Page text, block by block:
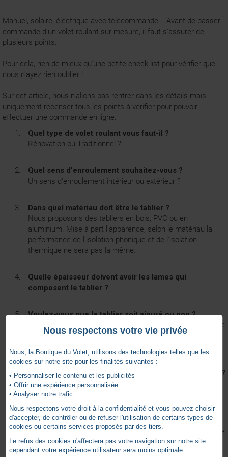
Manuel, solaire, éléctrique avec télécommande... Avant de passer
commande d'un volet roulant sur-mesure, il faut s'assurer de
plusieurs points.
Pour cela, rien de mieux qu'une petite check-list pour vérifier que
nous n'ayez rien oublier !
Sur cet article, nous n'allons pas rentrer dans les détails mais
uniquement recenser tous les points à vérifier pour pouvoir
effectuer une commande en ligne.
Quel type de volet roulant vous faut-il ?
Rénovation ou Traditionnel ?
Quel sens d'enroulement souhaitez-vous ?
Un sens d'enroulement intérieur ou extérieur ?
Dans quel matériau doit être le tablier ?
Nous proposons des tabliers en bois, PVC ou en
aluminium. Mise à part l'apparence, selon le matériau la
performance de l'isolation phonique et de l'isolation
thermique ne sera pas la même.
Quelle épaisseur doivent avoir les lames qui
composent le tablier ?
Voulez-vous que le tablier soit ajouré ou non ?
Des lames ajourées permettent de tamiser la lumière d'une
pièce en pleine journée lorsque le volet roulant n'est pas
Quels coloris souhaitez-vous pour votre volet roulant ?
Pour le tablier ? Pour les coulisses ? Pour la lame finale ?
Quelles sont les dimensions que doit avoir le volet
roulant (hauteur et largeur) ?
Pour prendre les dimensions, nous vous recommandons de
suivre notre tuto présent dans notre guide du volet roulant
sur notre site.
Nous respectons votre vie privée
Nous, la Boutique du Volet, utilisons des technologies telles que les
cookies sur notre site pour les finalités suivantes :
• Personnaliser le contenu et les publicités
• Offrir une expérience personnalisée
• Analyser notre trafic.
Nous respectons votre droit à la confidentialité et vous pouvez choisir
d'accepter, de contrôler ou de refuser l'utilisation de certains types de
cookies ou certains services proposés par des tiers.
Le refus des cookies n'affectera pas votre navigation sur notre site
cependant votre expérience utilisateur sera moins optimale.